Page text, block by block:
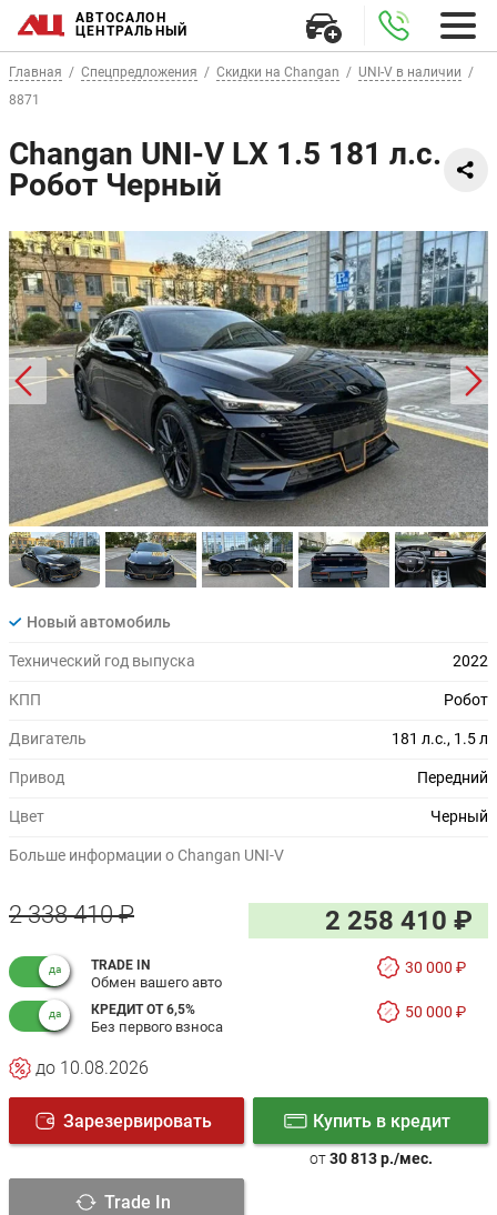
АВТОСАЛОН
ЦЕНТРАЛЬНЫЙ
Главная Спецпредложения Скидки на Changan
UNI-V в наличии
8871
Changan UNI-V LX 1.5 181 л.с.
Робот Черный
Новый автомобиль
Технический год выпуска 2022
КПП Робот
Двигатель 181 л.с., 1.5 л
Привод Передний
Цвет Черный
Больше информации о Changan UNI-V
2 338 410 ₽ 2 258 410 ₽
TRADE IN
Обмен вашего авто
30 000 ₽
КРЕДИТ ОТ 6,5%
Без первого взноса
50 000 ₽
до 10.08.2026
Зарезервировать Купить в кредит
от30 813 р./мес.
Trade In